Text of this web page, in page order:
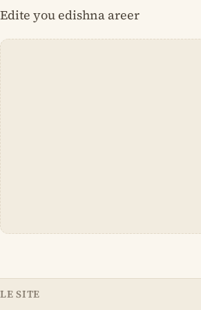
Edite you edishna areer
LE SITE